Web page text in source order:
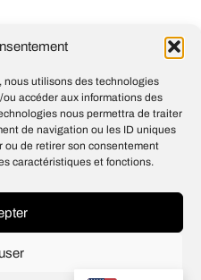
nous utilisons des technologies
accéder aux informations des
nous permettra de traiter
de navigation ou les ID uniques
ou de retirer son consentement
caractéristiques et fonctions.
nouveaux modèles
baisser les coûts
dont MAI-Code-1-
dédié au
NVIDIA and South